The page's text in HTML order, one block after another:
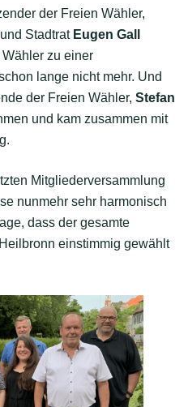
der Freien Wähler,
und Stadtrat Eugen Gall
zu einer
lange nicht mehr. Und
der Freien Wähler, Stefan
und kam zusammen mit
Mitgliederversammlung
nunmehr sehr harmonisch
dass der gesamte
einstimmig gewählt